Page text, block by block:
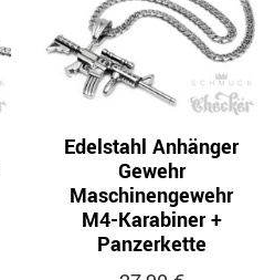
Edelstahl Anhänger
Gewehr
Maschinengewehr
M4-Karabiner +
Panzerkette